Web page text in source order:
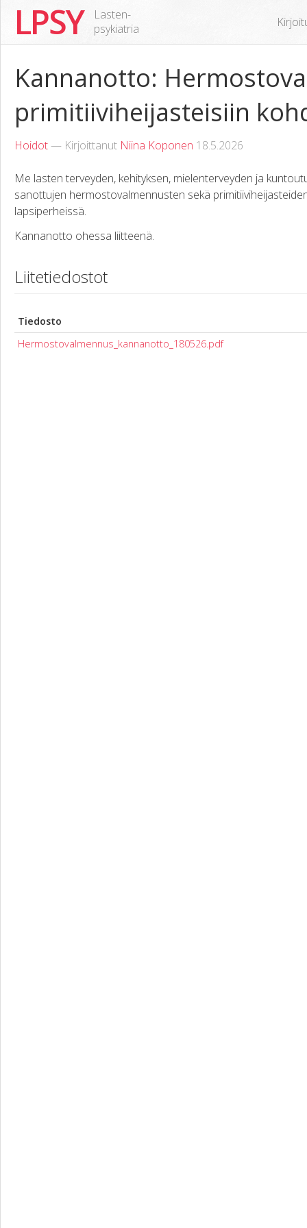
LPSY
Lasten-
psykiatria
Kannanotto:
primitiiviheijasteisiin
Hoidot— Kirjoittanut Niina Koponen 18.5.2026
Me lasten terveyden, kehityksen, mielenterveyden ja
sanottujen hermostovalmennusten sekä
lapsiperheissä.
Kannanotto ohessa liitteenä.
Liitetiedostot
Tiedosto
Hermostovalmennus_kannanotto_180526.pdf